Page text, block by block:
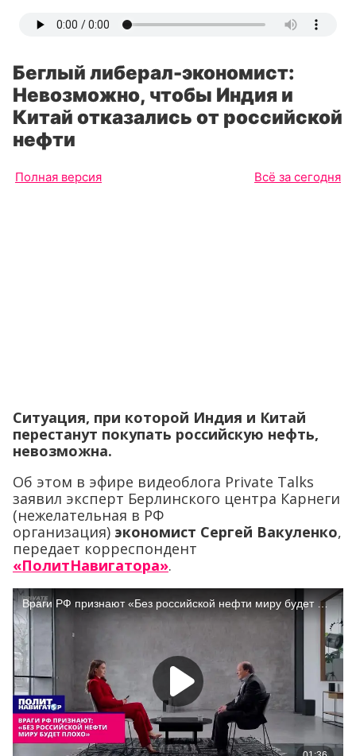
Беглый либерал-экономист:
Невозможно, чтобы Индия и
Китай отказались от российской
нефти
Полная версия Всё за сегодня
Ситуация, при которой Индия и Китай
перестанут покупать российскую нефть,
невозможна.
Об этом в эфире видеоблога Private Talks
заявил эксперт Берлинского центра Карнеги
(нежелательная в РФ
организация) экономист Сергей Вакуленко,
передает корреспондент
«ПолитНавигатора».